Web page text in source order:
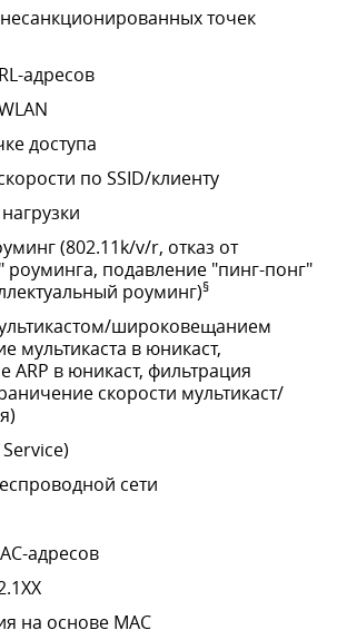
точек
адресов
доступа
по SSID/клиенту
(802.11k/v/r, отказ от
роуминга, подавление "пинг-понг"
роуминг)§
широковещанием
мультикаста в юникаст,
ARP в юникаст, фильтрация
скорости мультикаст/
сети
адресов
на основе MAC